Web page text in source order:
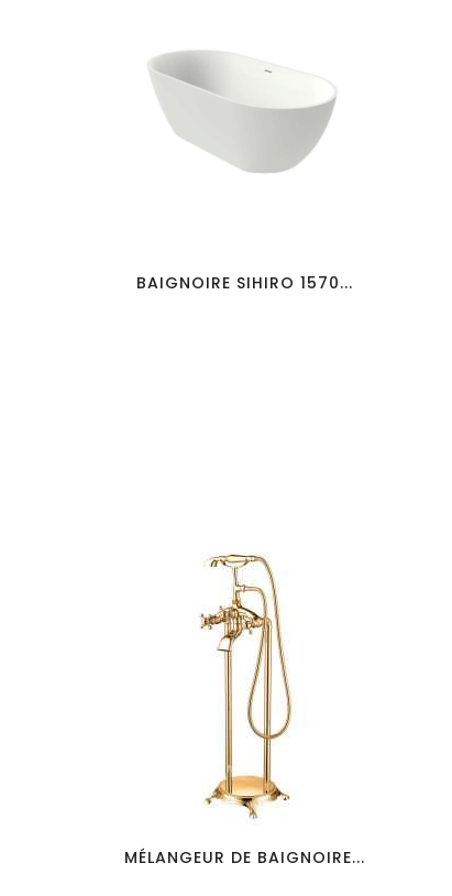
BAIGNOIRE SIHIRO 1570...
favorite_border visibility
MÉLANGEUR DE BAIGNOIRE...